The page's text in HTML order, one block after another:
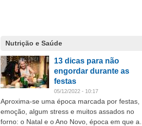
Nutrição e Saúde
13 dicas para não
engordar durante as
festas
05/12/2022 - 10:17
Aproxima-se uma época marcada por festas,
emoção, algum stress e muitos assados no
forno: o Natal e o Ano Novo, época em que a...